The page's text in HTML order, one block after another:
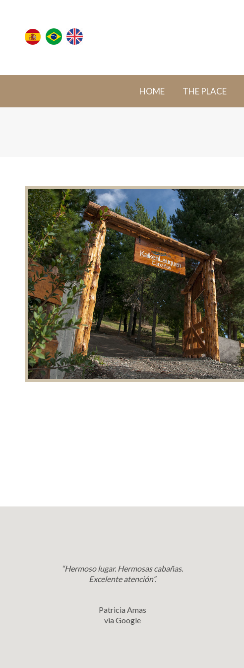
HOME THE PLACE
“Hermoso lugar. Hermosas cabañas.
Excelente atención”.
Patricia Amas
via Google